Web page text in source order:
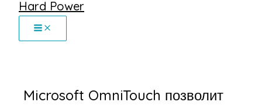
Hard Power
Microsoft OmniTouch позволит